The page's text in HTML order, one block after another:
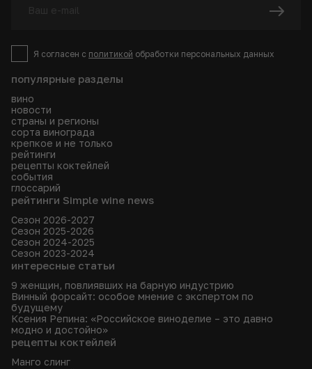
популярные разделы
вино
новости
страны и регионы
сорта винограда
крепкое и не только
рейтинги
рецепты коктейлей
события
глоссарий
рейтинги Simple wine news
Сезон 2026-2027
Сезон 2025-2026
Сезон 2024-2025
Сезон 2023-2024
интересные статьи
9 женщин, повлиявших на барную индустрию
Винный форсайт: особое мнение с экспертом по
будущему
Ксения Репина: «Российское виноделие – это давно
модно и достойно»
рецепты коктейлей
Манго слинг
Я согласен с политикой обработки персональных данных